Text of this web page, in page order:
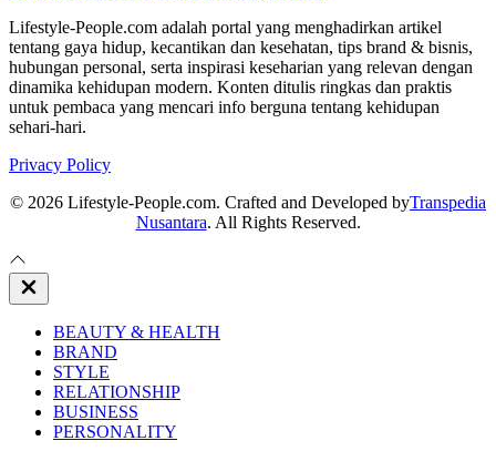
Lifestyle-People.com adalah portal yang menghadirkan artikel
tentang gaya hidup, kecantikan dan kesehatan, tips brand & bisnis,
hubungan personal, serta inspirasi keseharian yang relevan dengan
dinamika kehidupan modern. Konten ditulis ringkas dan praktis
untuk pembaca yang mencari info berguna tentang kehidupan
sehari-hari.
Privacy Policy
© 2026 Lifestyle-People.com. Crafted and Developed byTranspedia
Nusantara. All Rights Reserved.
Close
Off
BEAUTY & HEALTH
BRAND
STYLE
RELATIONSHIP
BUSINESS
PERSONALITY